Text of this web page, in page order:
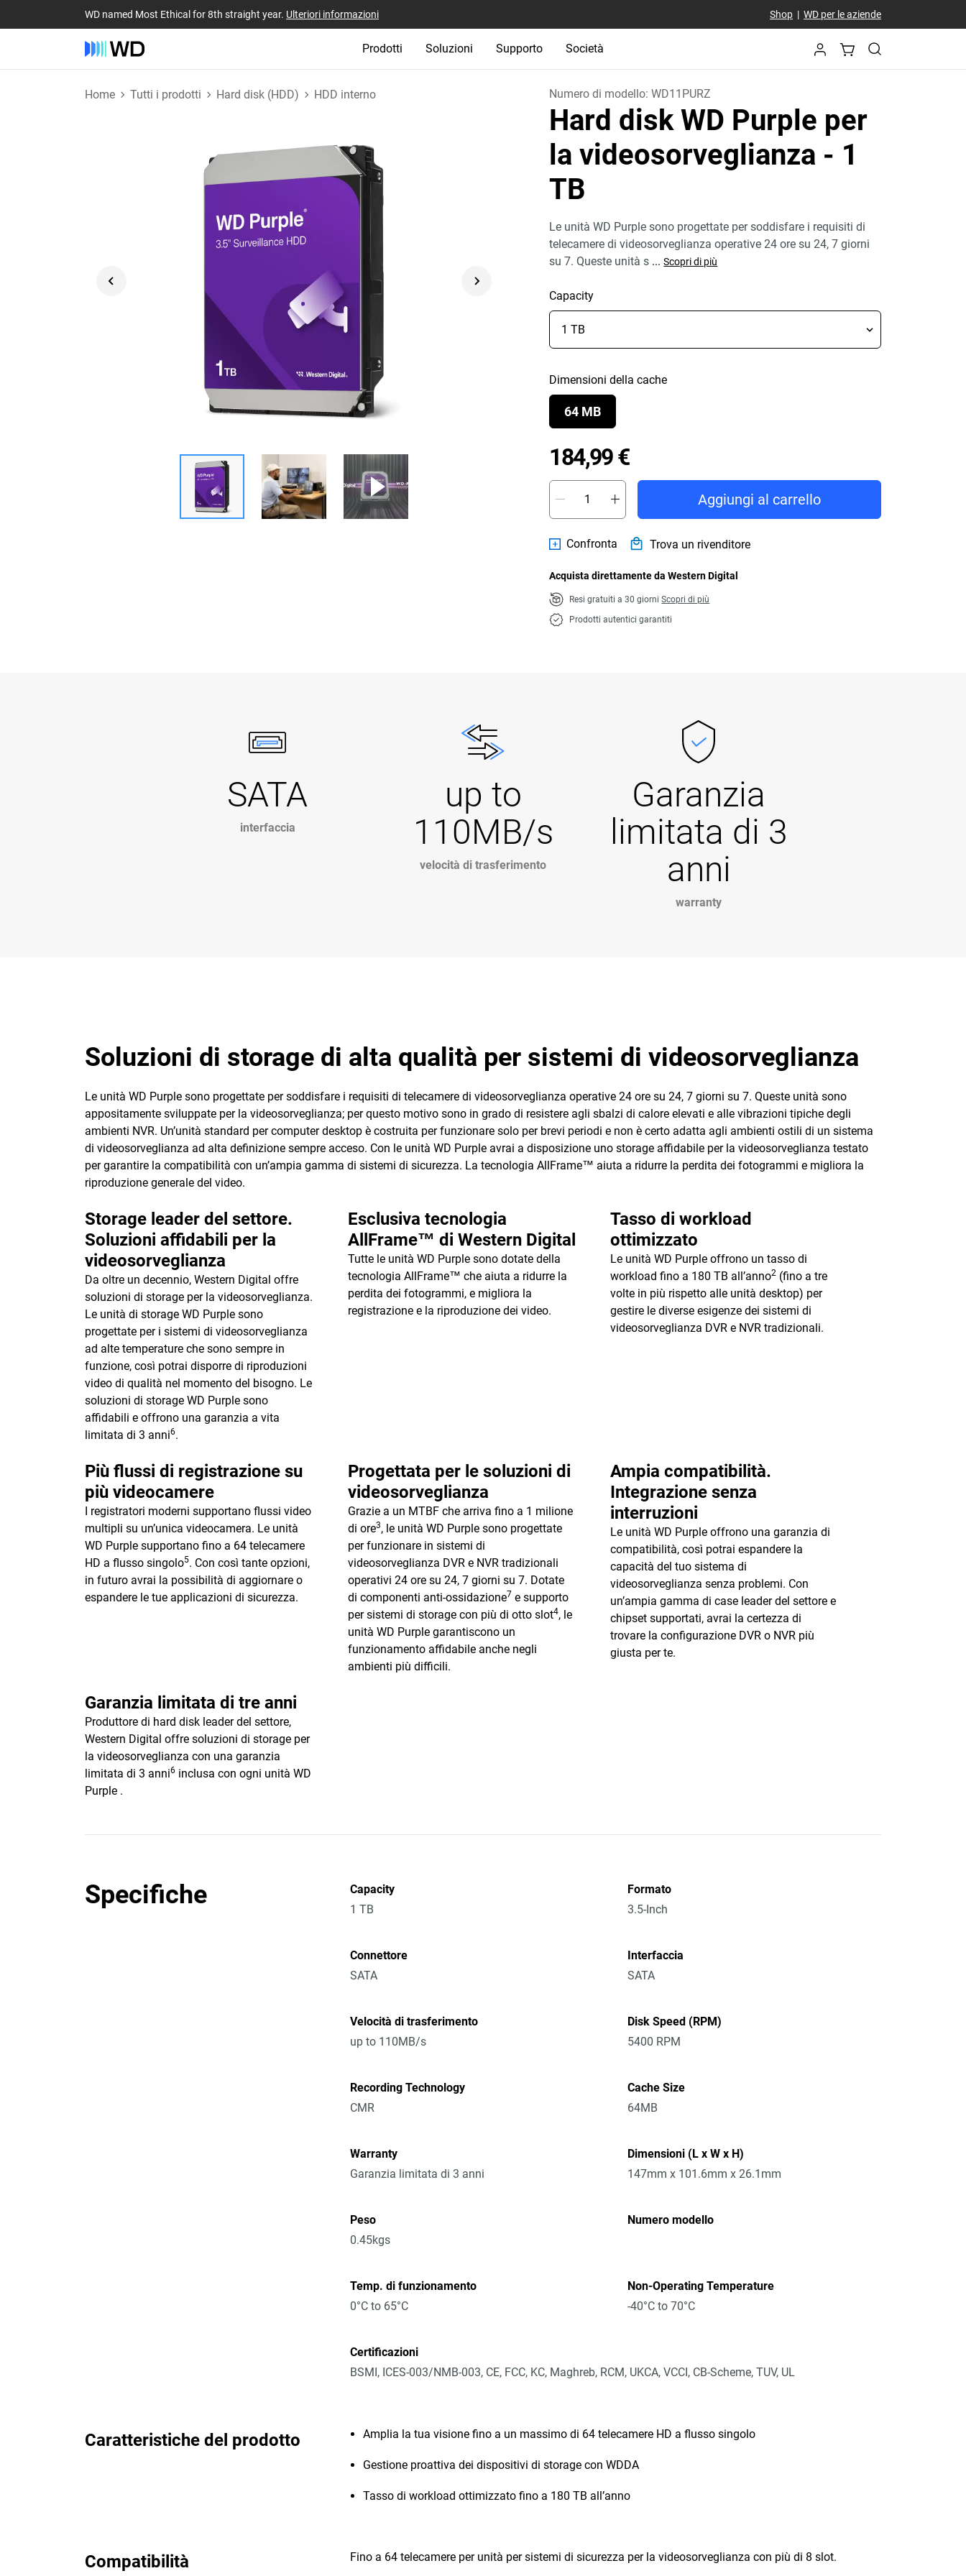
WD named Most Ethical for 8th straight year. Ulteriori informazioni Shop| WD per le aziende
Prodotti Soluzioni Supporto Società
Home Tutti i prodotti Hard disk (HDD) HDD interno Numero di modello:WD11PURZ
Hard disk WD Purple per
la videosorveglianza - 1
TB
Le unità WD Purple sono progettate per soddisfare i requisiti di
telecamere di videosorveglianza operative 24 ore su 24, 7 giorni
su 7. Queste unità s ... Scopri di più
Capacity
Dimensioni della cache
64 MB
184,99 €Price 184,99 €
Aggiungi al carrello
Confronta Trova un rivenditore
Acquista direttamente da Western Digital
Resi gratuiti a 30 giorniScopri di più
Prodotti autentici garantiti
SATA
interfaccia
up to
110MB/s
velocità di trasferimento
Garanzia
limitata di 3
anni
warranty
Soluzioni di storage di alta qualità per sistemi di videosorveglianza
Le unità WD Purple sono progettate per soddisfare i requisiti di telecamere di videosorveglianza operative 24 ore su 24, 7 giorni su 7. Queste unità sono
appositamente sviluppate per la videosorveglianza; per questo motivo sono in grado di resistere agli sbalzi di calore elevati e alle vibrazioni tipiche degli
ambienti NVR. Un’unità standard per computer desktop è costruita per funzionare solo per brevi periodi e non è certo adatta agli ambienti ostili di un sistema
di videosorveglianza ad alta definizione sempre acceso. Con le unità WD Purple avrai a disposizione uno storage affidabile per la videosorveglianza testato
per garantire la compatibilità con un’ampia gamma di sistemi di sicurezza. La tecnologia AllFrame™ aiuta a ridurre la perdita dei fotogrammi e migliora la
riproduzione generale del video.
Storage leader del settore.
Soluzioni affidabili per la
videosorveglianza
Da oltre un decennio, Western Digital offre
soluzioni di storage per la videosorveglianza.
Le unità di storage WD Purple sono
progettate per i sistemi di videosorveglianza
ad alte temperature che sono sempre in
funzione, così potrai disporre di riproduzioni
video di qualità nel momento del bisogno. Le
soluzioni di storage WD Purple sono
affidabili e offrono una garanzia a vita
limitata di 3 anni6.
Esclusiva tecnologia
AllFrame™ di Western Digital
Tutte le unità WD Purple sono dotate della
tecnologia AllFrame™ che aiuta a ridurre la
perdita dei fotogrammi, e migliora la
registrazione e la riproduzione dei video.
Tasso di workload
ottimizzato
Le unità WD Purple offrono un tasso di
workload fino a 180 TB all’anno2 (fino a tre
volte in più rispetto alle unità desktop) per
gestire le diverse esigenze dei sistemi di
videosorveglianza DVR e NVR tradizionali.
Più flussi di registrazione su
più videocamere
I registratori moderni supportano flussi video
multipli su un’unica videocamera. Le unità
WD Purple supportano fino a 64 telecamere
HD a flusso singolo5. Con così tante opzioni,
in futuro avrai la possibilità di aggiornare o
espandere le tue applicazioni di sicurezza.
Progettata per le soluzioni di
videosorveglianza
Grazie a un MTBF che arriva fino a 1 milione
di ore3, le unità WD Purple sono progettate
per funzionare in sistemi di
videosorveglianza DVR e NVR tradizionali
operativi 24 ore su 24, 7 giorni su 7. Dotate
di componenti anti-ossidazione7 e supporto
per sistemi di storage con più di otto slot4, le
unità WD Purple garantiscono un
funzionamento affidabile anche negli
ambienti più difficili.
Ampia compatibilità.
Integrazione senza
interruzioni
Le unità WD Purple offrono una garanzia di
compatibilità, così potrai espandere la
capacità del tuo sistema di
videosorveglianza senza problemi. Con
un’ampia gamma di case leader del settore e
chipset supportati, avrai la certezza di
trovare la configurazione DVR o NVR più
giusta per te.
Garanzia limitata di tre anni
Produttore di hard disk leader del settore,
Western Digital offre soluzioni di storage per
la videosorveglianza con una garanzia
limitata di 3 anni6 inclusa con ogni unità WD
Purple .
Specifiche
Capacity
1 TB
Formato
3.5-Inch
Connettore
SATA
Interfaccia
SATA
Velocità di trasferimento
up to 110MB/s
Disk Speed (RPM)
5400 RPM
Recording Technology
CMR
Cache Size
64MB
Warranty
Garanzia limitata di 3 anni
Dimensioni (L x W x H)
147mm x 101.6mm x 26.1mm
Peso
0.45kgs
Numero modello
Temp. di funzionamento
0°C to 65°C
Non-Operating Temperature
-40°C to 70°C
Certificazioni
BSMI, ICES-003/NMB-003, CE, FCC, KC, Maghreb, RCM, UKCA, VCCI, CB-Scheme, TUV, UL
Caratteristiche del prodotto Amplia la tua visione fino a un massimo di 64 telecamere HD a flusso singolo
Gestione proattiva dei dispositivi di storage con WDDA
Tasso di workload ottimizzato fino a 180 TB all’anno
Compatibilità Fino a 64 telecamere per unità per sistemi di sicurezza per la videosorveglianza con più di 8 slot.